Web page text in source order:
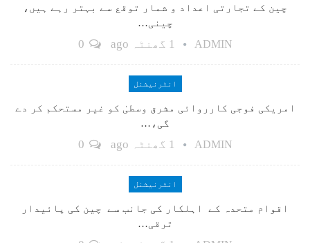
چین کے تجارتی اعداد و شمار توقع سے بہتر رہے ہیں،
چینی…
ADMIN 1 گھنٹہ ago
انٹرنیشنل
امریکی فوجی کارروائی مشرق وسطیٰ کو غیر مستحکم کر دے
گی،…
ADMIN 1 گھنٹہ ago
انٹرنیشنل
اقوام متحدہ کے اہلکار کی جانب سے چین کی پائیدار
ترقی…